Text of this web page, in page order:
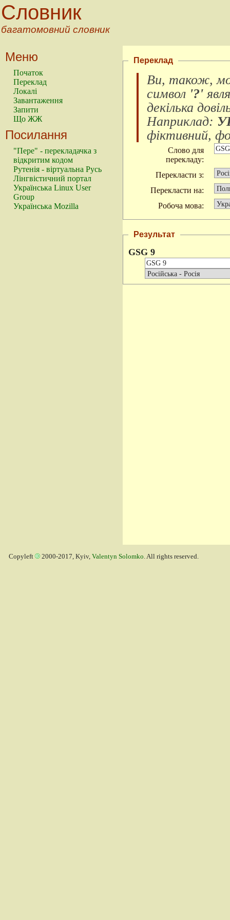
Словник
багатомовний словник
Меню
Початок
Переклад
Локалі
Завантаження
Запити
Що ЖЖ
Посилання
"Пере" - перекладачка з
відкритим кодом
Рутенія - віртуальна Русь
Лінгвістичний портал
Українська Linux User
Group
Українська Mozilla
Переклад
Ви, також,
символ '?'
декілька
Наприклад:
фіктивний,
Слово для
перекладу:
Перекласти з:
Перекласти на:
Робоча мова:
Результат
GSG 9
Copyleft 2000-2017, Kyiv, Valentyn Solomko. All rights reserved.